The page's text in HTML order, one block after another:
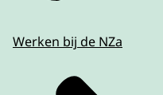
Werken bij de NZa